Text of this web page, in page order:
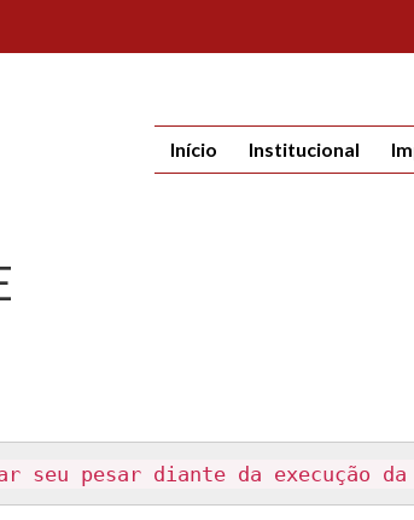
Início Institucional
seu pesar diante da execução